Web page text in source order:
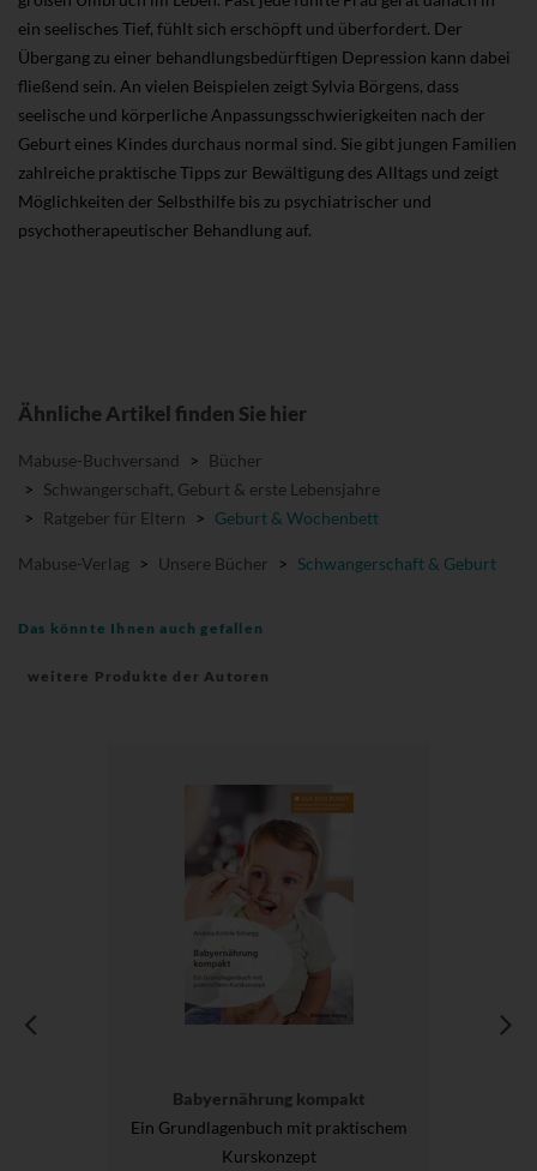
ein seelisches Tief, fühlt sich erschöpft und überfordert. Der
Übergang zu einer behandlungsbedürftigen Depression kann dabei
fließend sein. An vielen Beispielen zeigt Sylvia Börgens, dass
seelische und körperliche Anpassungsschwierigkeiten nach der
Geburt eines Kindes durchaus normal sind. Sie gibt jungen Familien
zahlreiche praktische Tipps zur Bewältigung des Alltags und zeigt
Möglichkeiten der Selbsthilfe bis zu psychiatrischer und
psychotherapeutischer Behandlung auf.
Ähnliche Artikel finden Sie hier
Mabuse-Buchversand > Bücher
> Schwangerschaft, Geburt & erste Lebensjahre
>
Ratgeber für Eltern > Geburt & Wochenbett
Mabuse-Verlag > Unsere Bücher > Schwangerschaft & Geburt
Das könnte Ihnen auch gefallen
weitere Produkte der Autoren
Babyernährung kompakt
Ein Grundlagenbuch mit praktischem
Kurskonzept